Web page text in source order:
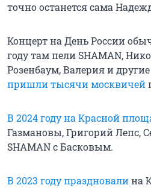
точно останется сама
Концерт на День России
году там пели SHAMAN,
Розенбаум, Валерия и
пришли тысячи москвичей
В 2024 году на Красной
Газмановы, Григорий Лепс,
SHAMAN с Басковым.
В 2023 году праздновалина